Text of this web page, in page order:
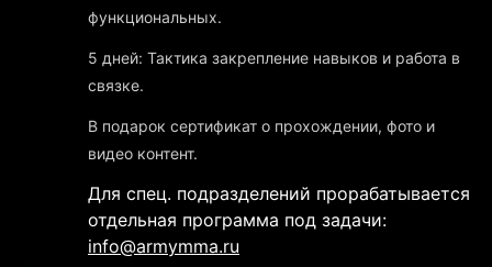
функциональных.
5 дней: Тактика закрепление навыков и работа в
связке.
В подарок сертификат о прохождении, фото и
видео контент.
Для спец. подразделений прорабатывается
отдельная программа под задачи:
info@armymma.ru